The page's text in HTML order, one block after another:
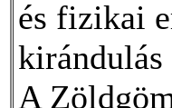
és fizikai
kirándulás
A